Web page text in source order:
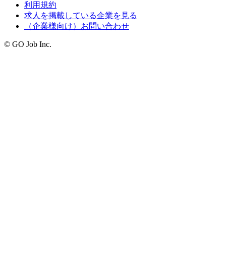
利用規約
求人を掲載している企業を見る
（企業様向け）お問い合わせ
© GO Job Inc.